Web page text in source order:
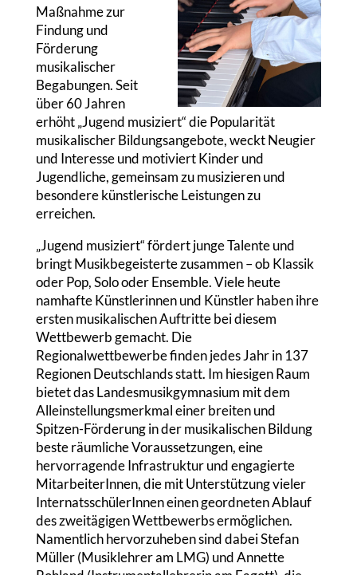
Maßnahme zur
Findung und
Förderung
musikalischer
Begabungen. Seit
über 60 Jahren
erhöht „Jugend musiziert“ die Popularität
musikalischer Bildungsangebote, weckt Neugier
und Interesse und motiviert Kinder und
Jugendliche, gemeinsam zu musizieren und
besondere künstlerische Leistungen zu
erreichen.
„Jugend musiziert“ fördert junge Talente und
bringt Musikbegeisterte zusammen – ob Klassik
oder Pop, Solo oder Ensemble. Viele heute
namhafte Künstlerinnen und Künstler haben ihre
ersten musikalischen Auftritte bei diesem
Wettbewerb gemacht. Die
Regionalwettbewerbe finden jedes Jahr in 137
Regionen Deutschlands statt. Im hiesigen Raum
bietet das Landesmusikgymnasium mit dem
Alleinstellungsmerkmal einer breiten und
Spitzen-Förderung in der musikalischen Bildung
beste räumliche Voraussetzungen, eine
hervorragende Infrastruktur und engagierte
MitarbeiterInnen, die mit Unterstützung vieler
InternatsschülerInnen einen geordneten Ablauf
des zweitägigen Wettbewerbs ermöglichen.
Namentlich hervorzuheben sind dabei Stefan
Müller (Musiklehrer am LMG) und Annette